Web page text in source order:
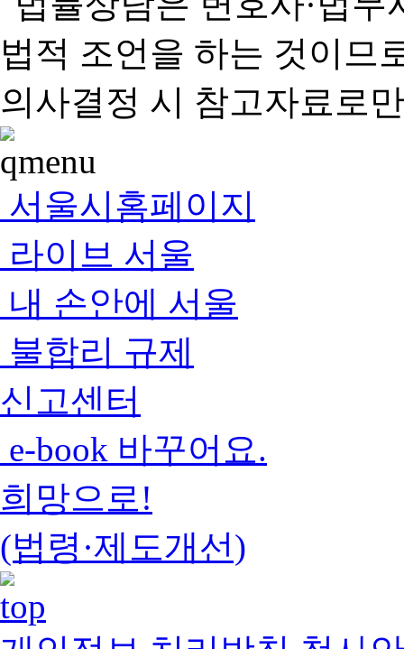
서울시홈페이지
라이브 서울
내 손안에 서울
불합리 규제
신고센터
e-book 바꾸어요.
희망으로!
(법령·제도개선)